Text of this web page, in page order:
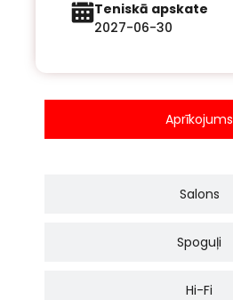
Teniskā apskate
2027-06-30
Aprīkojums
Salons
Spoguļi
Hi-Fi